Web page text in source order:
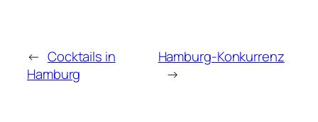
← Cocktails in
Hamburg
Hamburg-Konkurrenz
→